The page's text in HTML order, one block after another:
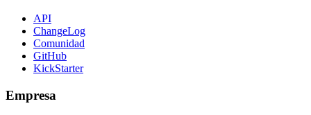
API
ChangeLog
Comunidad
GitHub
KickStarter
Empresa